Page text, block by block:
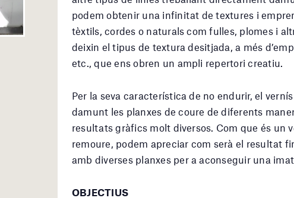
podem obtenir una infinitat de textures i
tèxtils, cordes o naturals com fulles, plomes i
deixin el tipus de textura desitjada, a més
etc., que ens obren un ampli repertori creatiu.
Per la seva característica de no endurir, el
damunt les planxes de coure de diferents
resultats gràfics molt diversos. Com que és un
remoure, podem apreciar com serà el resultat
amb diverses planxes per a aconseguir una
OBJECTIUS